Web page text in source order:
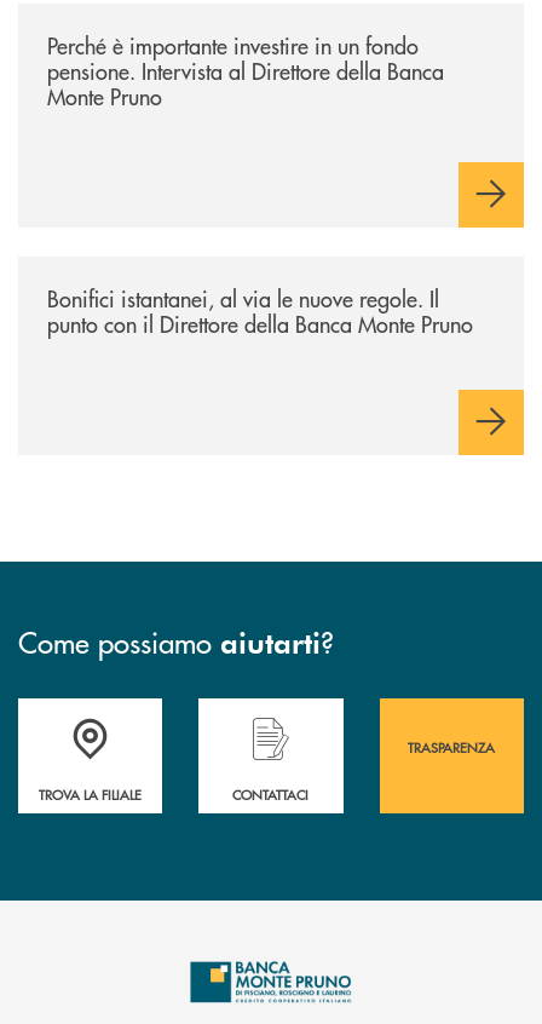
Perché è importante investire in un fondo
pensione. Intervista al Direttore della Banca
Monte Pruno
Bonifici istantanei, al via le nuove regole. Il
punto con il Direttore della Banca Monte Pruno
Come possiamo aiutarti?
Accedi all' elenco completo&nbsp; delle&nbsp; filiali&nbsp; di Banca
TROVA LA FILIALE
Hai bisogno di assistenza immediata?
CONTATTACI
TRASPARENZA